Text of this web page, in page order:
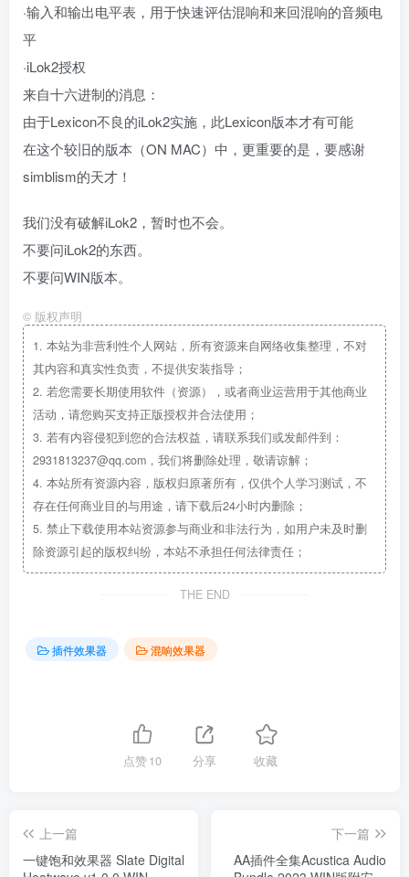
·输入和输出电平表，用于快速评估混响和来回混响的音频电
平
·iLok2授权
来自十六进制的消息：
由于Lexicon不良的iLok2实施，此Lexicon版本才有可能
在这个较旧的版本（ON MAC）中，更重要的是，要感谢
simblism的天才！
我们没有破解iLok2，暂时也不会。
不要问iLok2的东西。
不要问WIN版本。
© 版权声明
1. 本站为非营利性个人网站，所有资源来自网络收集整理，不对
其内容和真实性负责，不提供安装指导；
2. 若您需要长期使用软件（资源），或者商业运营用于其他商业
活动，请您购买支持正版授权并合法使用；
3. 若有内容侵犯到您的合法权益，请联系我们或发邮件到：
2931813237@qq.com，我们将删除处理，敬请谅解；
4. 本站所有资源内容，版权归原著所有，仅供个人学习测试，不
存在任何商业目的与用途，请下载后24小时内删除；
5. 禁止下载使用本站资源参与商业和非法行为，如用户未及时删
除资源引起的版权纠纷，本站不承担任何法律责任；
THE END
插件效果器 混响效果器
点赞10 分享 收藏
上一篇
一键饱和效果器 Slate Digital
下一篇
AA插件全集Acustica Audio